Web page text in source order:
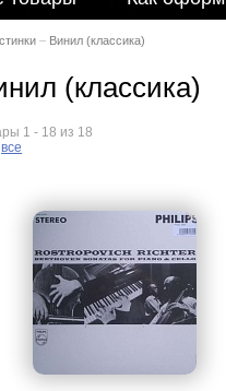
– Винил (классика)
(классика)
1 - 18 из 18
все